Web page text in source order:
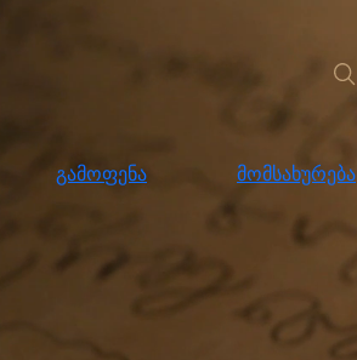
გამოფენა მომსახურება